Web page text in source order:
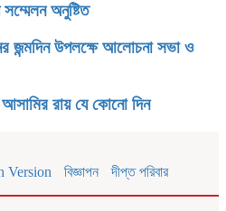
অনুষ্টিত
জন্মদিন উপলক্ষে আলোচনা সভা ও
আসামির রায় যে কোনো দিন
Version বিজ্ঞাপন দীপ্ত পরিবার